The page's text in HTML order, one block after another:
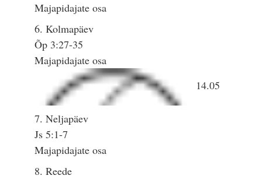
Majapidajate osa
6. Kolmapäev
Õp 3:27-35
Majapidajate osa
14.05
7. Neljapäev
Js 5:1-7
Majapidajate osa
8. Reede